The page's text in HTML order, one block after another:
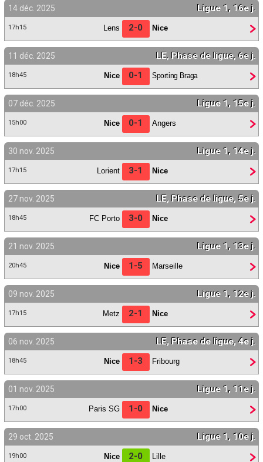
14 déc. 2025 Ligue 1, 16e j.
17h15 Lens 2-0 Nice
11 déc. 2025 LE, Phase de ligue, 6e j.
18h45 Nice 0-1 Sporting Braga
07 déc. 2025 Ligue 1, 15e j.
15h00 Nice 0-1 Angers
30 nov. 2025 Ligue 1, 14e j.
17h15 Lorient 3-1 Nice
27 nov. 2025 LE, Phase de ligue, 5e j.
18h45 FC Porto 3-0 Nice
21 nov. 2025 Ligue 1, 13e j.
20h45 Nice 1-5 Marseille
09 nov. 2025 Ligue 1, 12e j.
17h15 Metz 2-1 Nice
06 nov. 2025 LE, Phase de ligue, 4e j.
18h45 Nice 1-3 Fribourg
01 nov. 2025 Ligue 1, 11e j.
17h00 Paris SG 1-0 Nice
29 oct. 2025 Ligue 1, 10e j.
19h00 Nice 2-0 Lille